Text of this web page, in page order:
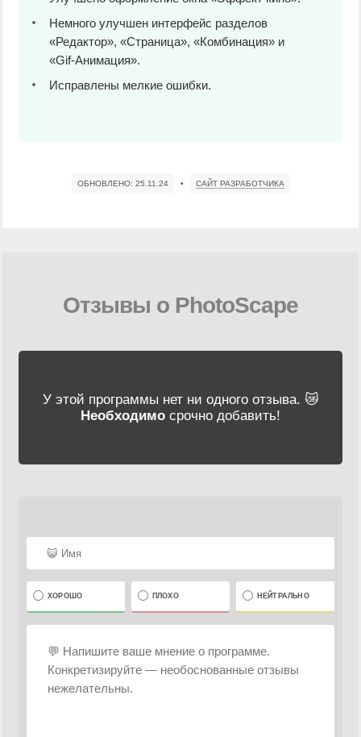
Немного улучшен интерфейс разделов
«Редактор», «Страница», «Комбинация» и
«Gif-Анимация».
Исправлены мелкие ошибки.
ОБНОВЛЕНО: 25.11.24 • САЙТ РАЗРАБОТЧИКА
Отзывы о PhotoScape
У этой программы нет ни одного отзыва. 😿
Необходимо срочно добавить!
ХОРОШО ПЛОХО НЕЙТРАЛЬНО